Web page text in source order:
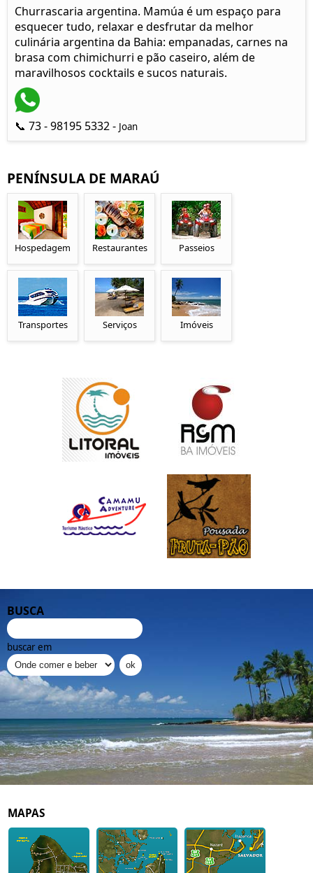
Churrascaria argentina. Mamúa é um espaço para
esquecer tudo, relaxar e desfrutar da melhor
culinária argentina da Bahia: empanadas, carnes na
brasa com chimichurri e pão caseiro, além de
maravilhosos cocktails e sucos naturais.
📞 73 - 98195 5332 - Joan
PENÍNSULA DE MARAÚ
Hospedagem Restaurantes Passeios
Transportes Serviços Imóveis
BUSCA
buscar em
MAPAS